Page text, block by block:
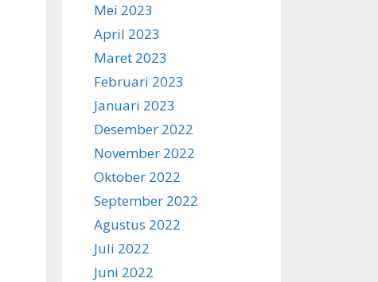
Mei 2023
April 2023
Maret 2023
Februari 2023
Januari 2023
Desember 2022
November 2022
Oktober 2022
September 2022
Agustus 2022
Juli 2022
Juni 2022